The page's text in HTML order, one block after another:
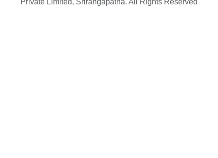
Private Limited, Srirangapatna. All Rights Reserved